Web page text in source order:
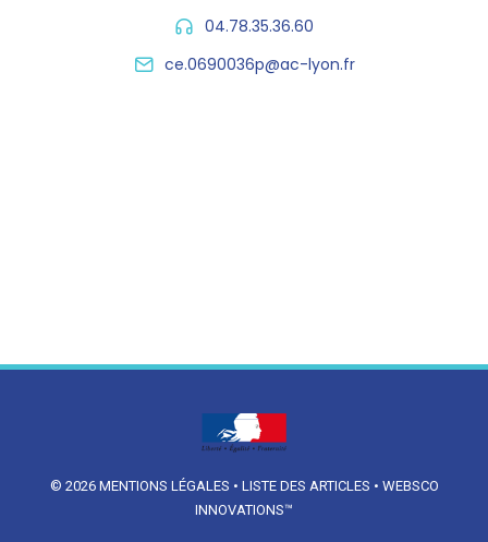
04.78.35.36.60
ce.0690036p@ac-lyon.fr
© 2026 MENTIONS LÉGALES • LISTE DES ARTICLES • WEBSCO
INNOVATIONS™